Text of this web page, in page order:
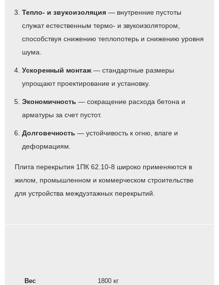
Тепло- и звукоизоляция — внутренние пустоты
служат естественным термо- и звукоизолятором,
способствуя снижению теплопотерь и снижению уровня
шума.
Ускоренный монтаж — стандартные размеры
упрощают проектирование и установку.
Экономичность — сокращение расхода бетона и
арматуры за счет пустот.
Долговечность — устойчивость к огню, влаге и
деформациям.
Плита перекрытия 1ПК 62.10-8 широко применяются в
жилом, промышленном и коммерческом строительстве
для устройства междуэтажных перекрытий.
Вес 1800 кг